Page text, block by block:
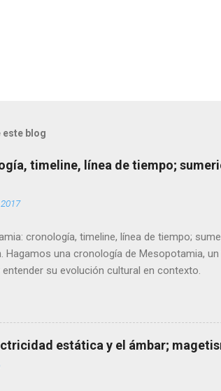
este blog
timeline, línea de tiempo;
cronología, timeline, línea de tiempo;
Hagamos una cronología de Mesopotamia,
su evolución cultural en contexto.
estática y el ámbar;